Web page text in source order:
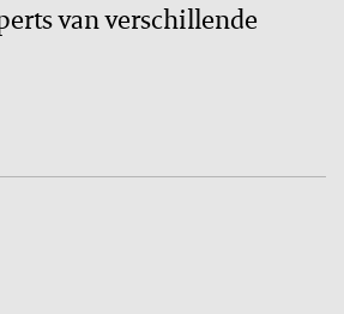
van verschillende